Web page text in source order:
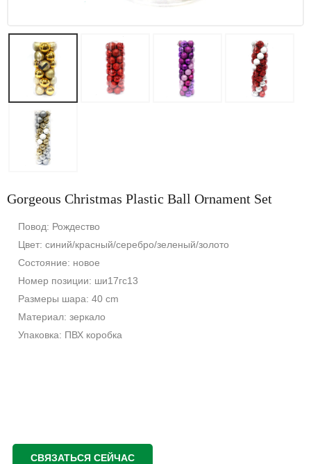
Gorgeous Christmas Plastic Ball Ornament Set
Повод: Рождество
Цвет: синий/красный/серебро/зеленый/золото
Состояние: новое
Номер позиции: ши17гс13
Размеры шара: 40 cm
Материал: зеркало
Упаковка: ПВХ коробка
СВЯЗАТЬСЯ СЕЙЧАС